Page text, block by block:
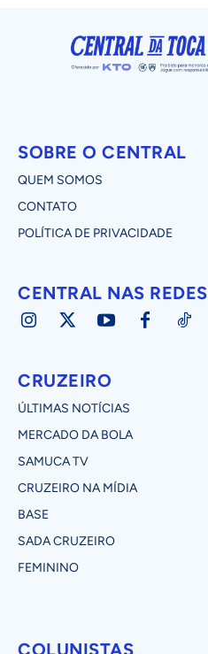
SOBRE O CENTRAL
QUEM SOMOS
CONTATO
POLÍTICA DE PRIVACIDADE
CENTRAL NAS REDES
CRUZEIRO
ÚLTIMAS NOTÍCIAS
MERCADO DA BOLA
SAMUCA TV
CRUZEIRO NA MÍDIA
BASE
SADA CRUZEIRO
FEMININO
COLUNISTAS